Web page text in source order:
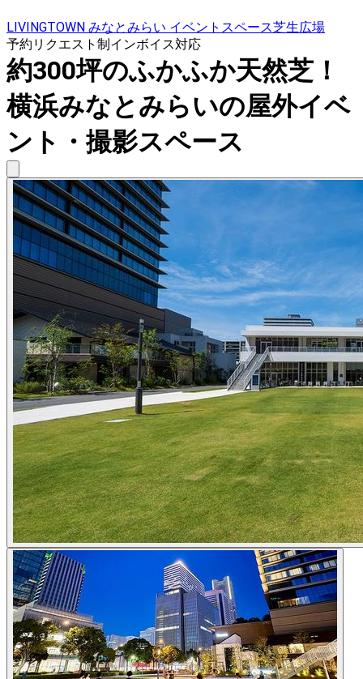
LIVINGTOWN みなとみらい イベントスペース芝生広場
予約リクエスト制インボイス対応
約300坪のふかふか天然芝！
横浜みなとみらいの屋外イベ
ント・撮影スペース